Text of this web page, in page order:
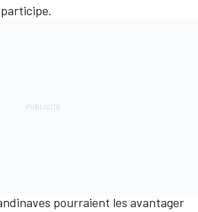
pourraient les avantager